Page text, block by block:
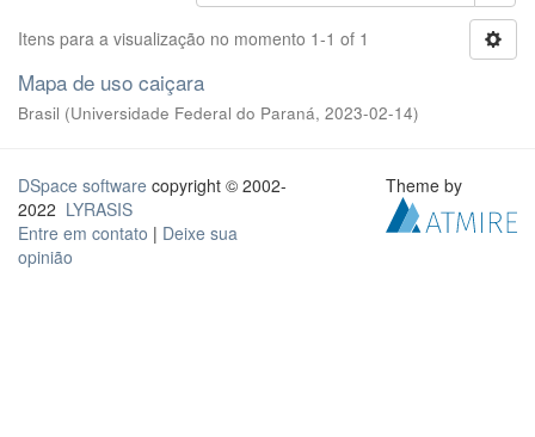
Itens para a visualização no momento 1-1 of 1
Mapa de uso caiçara
Brasil (Universidade Federal do Paraná, 2023-02-14)
DSpace software copyright © 2002-
2022 LYRASIS
Entre em contato | Deixe sua
opinião
Theme by